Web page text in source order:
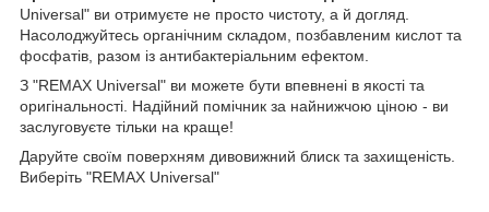
Universal" ви отримуєте не просто чистоту, а й догляд.
Насолоджуйтесь органічним складом, позбавленим кислот та
фосфатів, разом із антибактеріальним ефектом.
З "REMAX Universal" ви можете бути впевнені в якості та
оригінальності. Надійний помічник за найнижчою ціною - ви
заслуговуєте тільки на краще!
Даруйте своїм поверхням дивовижний блиск та захищеність.
Виберіть "REMAX Universal"